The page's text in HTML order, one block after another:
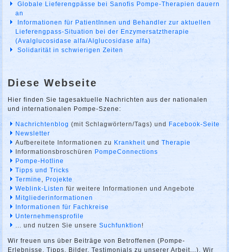
Globale Lieferengpässe bei Sanofis Pompe-Therapien dauern
an
Informationen für PatientInnen und Behandler zur aktuellen
Lieferengpass-Situation bei der Enzymersatztherapie
(Avalglucosidase alfa/Alglucosidase alfa)
Solidarität in schwierigen Zeiten
Diese Webseite
Hier finden Sie tagesaktuelle Nachrichten aus der nationalen
und internationalen Pompe-Szene:
Nachrichtenblog (mit Schlagwörtern/Tags) und
Facebook-Seite
Newsletter
Aufbereitete Informationen zu Krankheit undTherapie
Informationsbroschüren PompeConnections
Pompe-Hotline
Tipps und Tricks
Termine , Projekte
Weblink-Listen für weitere Informationen und Angebote
Mitgliederinformationen
Informationen für Fachkreise
Unternehmensprofile
... und nutzen Sie unsereSuchfunktion !
Wir freuen uns über Beiträge von Betroffenen (Pompe-
Erlebnisse, Tipps, Bilder, Testimonials zu unserer Arbeit...). Wir